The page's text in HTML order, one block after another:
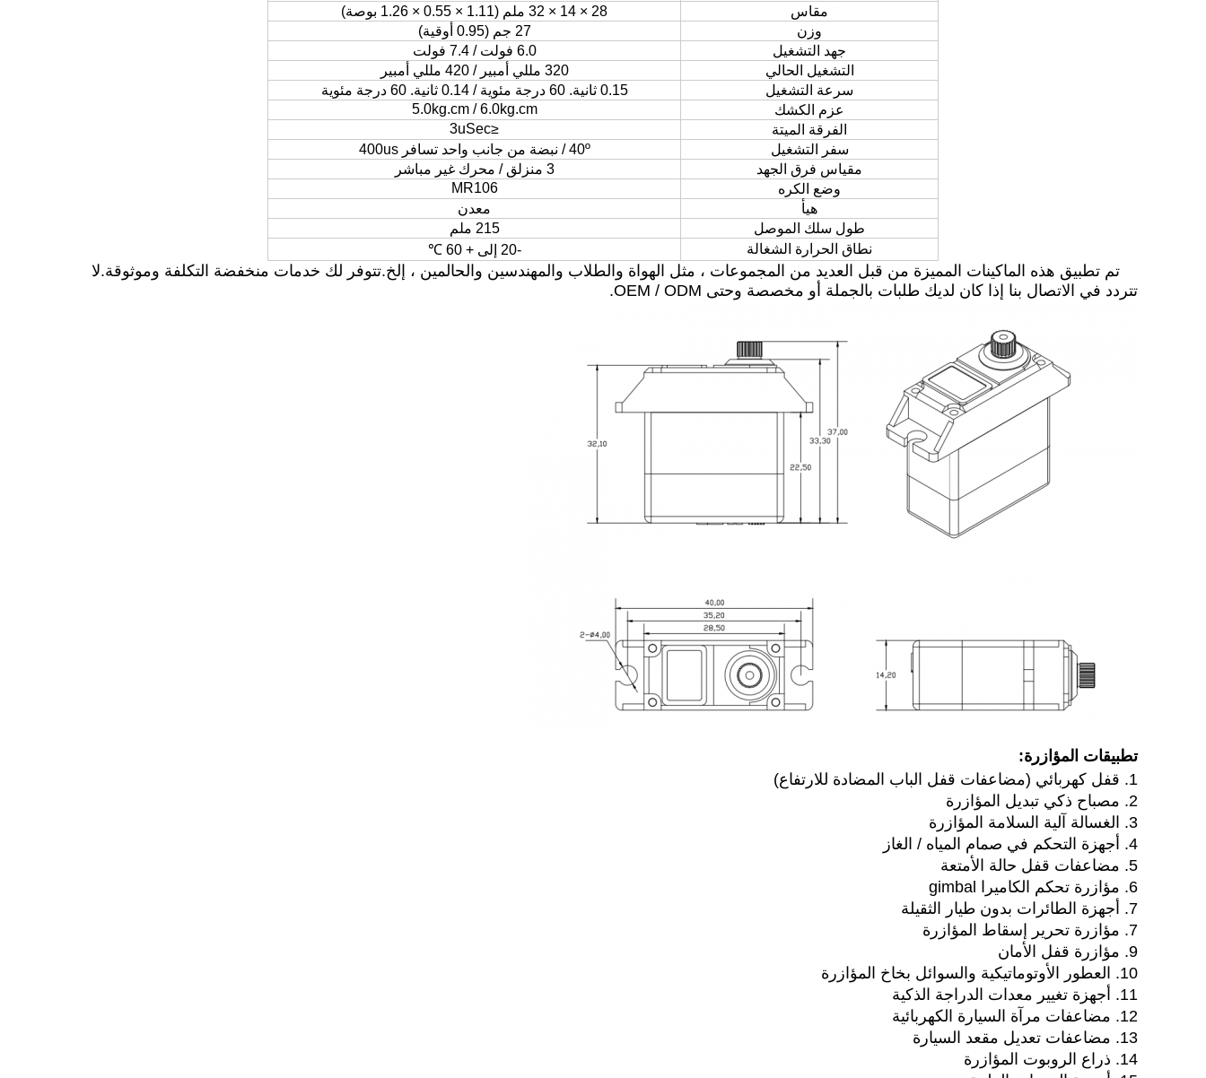
مقاس
28 × 14 × 32 ملم (1.11 × 0.55 × 1.26 بوصة)
وزن
27 جم (0.95 أوقية)
جهد التشغيل
6.0 فولت / 7.4 فولت
التشغيل الحالي
320 مللي أمبير / 420 مللي أمبير
سرعة التشغيل
0.15 ثانية. 60 درجة مئوية / 0.14 ثانية. 60 درجة مئوية
عزم الكشك
5.0kg.cm / 6.0kg.cm
الفرقة الميتة
≤3uSec
سفر التشغيل
40º / نبضة من جانب واحد تسافر 400us
مقياس فرق الجهد
3 منزلق / محرك غير مباشر
وضع الكره
MR106
هيأ
معدن
طول سلك الموصل
215 ملم
نطاق الحرارة الشغالة
-20 إلى + 60 ℃
تم تطبيق هذه الماكينات المميزة من قبل العديد من المجموعات ، مثل الهواة والطلاب والمهندسين والحالمين ، إلخ.تتوفر لك خدمات منخفضة التكلفة وموثوقة.لا
تتردد في الاتصال بنا إذا كان لديك طلبات بالجملة أو مخصصة وحتى OEM / ODM.
تطبيقات المؤازرة:
1. قفل كهربائي (مضاعفات قفل الباب المضادة للارتفاع)
2. مصباح ذكي تبديل المؤازرة
3. الغسالة آلية السلامة المؤازرة
4. أجهزة التحكم في صمام المياه / الغاز
5. مضاعفات قفل حالة الأمتعة
6. مؤازرة تحكم الكاميرا gimbal
7. أجهزة الطائرات بدون طيار الثقيلة
7. مؤازرة تحرير إسقاط المؤازرة
9. مؤازرة قفل الأمان
10. العطور الأوتوماتيكية والسوائل بخاخ المؤازرة
11. أجهزة تغيير معدات الدراجة الذكية
12. مضاعفات مرآة السيارة الكهربائية
13. مضاعفات تعديل مقعد السيارة
14. ذراع الروبوت المؤازرة